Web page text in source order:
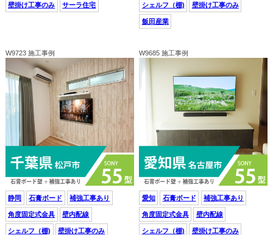
壁掛け工事のみ サーラ住宅 シェルフ（棚) 壁掛け工事のみ
飯田産業
W9723 施工事例
静岡 石膏ボード 補強工事あり
角度固定式金具 壁内配線
シェルフ（棚) 壁掛け工事のみ
W9685 施工事例
愛知 石膏ボード 補強工事あり
角度固定式金具 壁内配線
シェルフ（棚) 壁掛け工事のみ